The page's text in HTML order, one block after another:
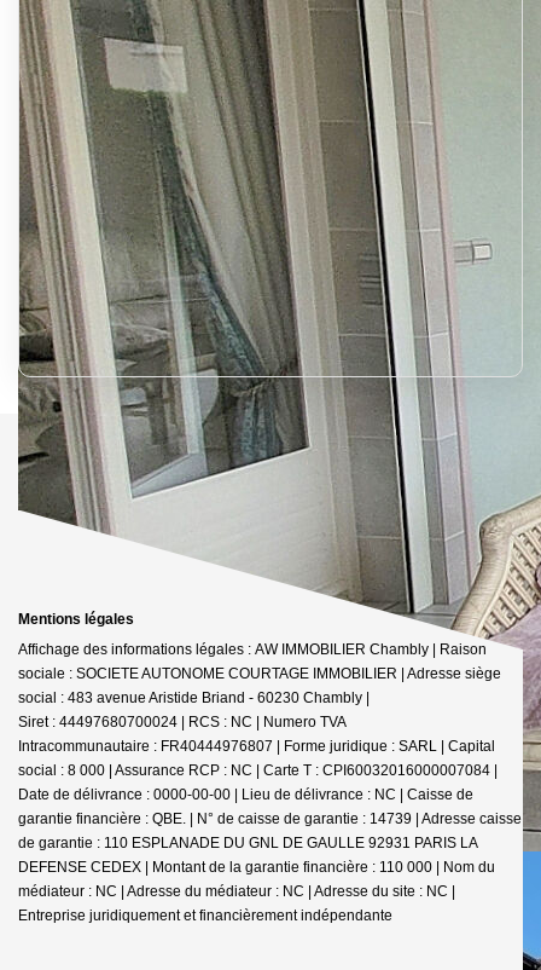
Mentions légales
Affichage des informations légales : AW IMMOBILIER Chambly | Raison
sociale : SOCIETE AUTONOME COURTAGE IMMOBILIER | Adresse siège
social : 483 avenue Aristide Briand - 60230 Chambly |
Siret : 44497680700024 | RCS : NC | Numero TVA
Intracommunautaire : FR40444976807 | Forme juridique : SARL | Capital
social : 8 000 | Assurance RCP : NC | Carte T : CPI60032016000007084 |
Date de délivrance : 0000-00-00 | Lieu de délivrance : NC | Caisse de
garantie financière : QBE. | N° de caisse de garantie : 14739 | Adresse caisse
de garantie : 110 ESPLANADE DU GNL DE GAULLE 92931 PARIS LA
DEFENSE CEDEX | Montant de la garantie financière : 110 000 | Nom du
médiateur : NC | Adresse du médiateur : NC | Adresse du site : NC |
Entreprise juridiquement et financièrement indépendante